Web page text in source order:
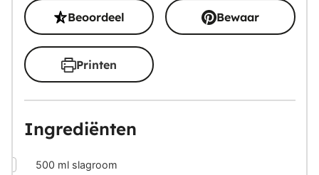
Beoordeel
Bewaar
Printen
Ingrediënten
500 ml slagroom